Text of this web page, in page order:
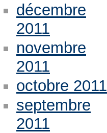
décembre
2011
novembre
2011
octobre 2011
septembre
2011